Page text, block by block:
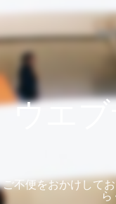
ウエブ
ご不便をおかけして